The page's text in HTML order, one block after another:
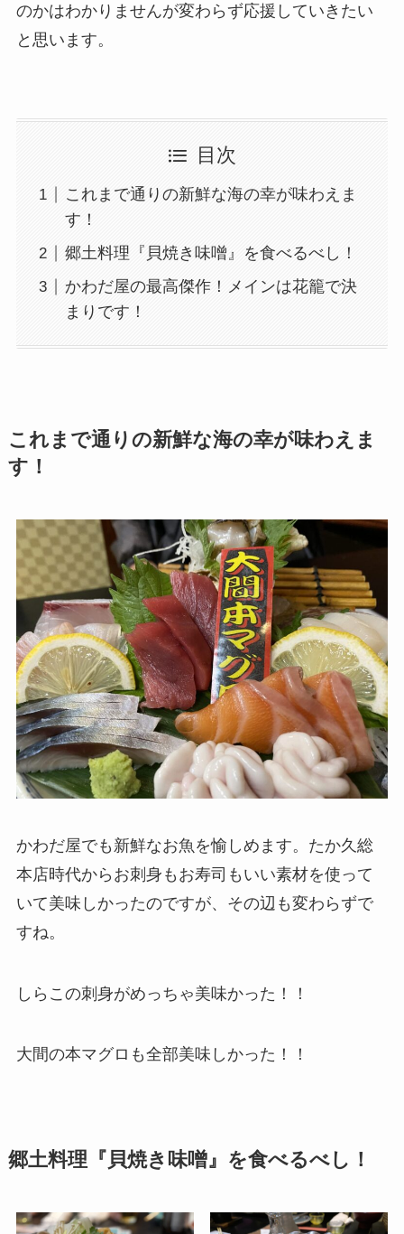
のかはわかりませんが変わらず応援していきたい
と思います。
目次
これまで通りの新鮮な海の幸が味わえま
す！
郷土料理『貝焼き味噌』を食べるべし！
かわだ屋の最高傑作！メインは花籠で決
まりです！
これまで通りの新鮮な海の幸が味わえま
す！
かわだ屋でも新鮮なお魚を愉しめます。たか久総
本店時代からお刺身もお寿司もいい素材を使って
いて美味しかったのですが、その辺も変わらずで
すね。
しらこの刺身がめっちゃ美味かった！！
大間の本マグロも全部美味しかった！！
郷土料理『貝焼き味噌』を食べるべし！